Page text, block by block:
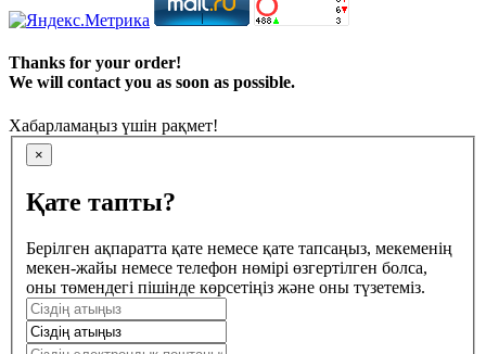
Thanks for your order!
We will contact you as soon as possible.
Хабарламаңыз үшін рақмет!
×
Қате тапты?
Берілген ақпаратта қате немесе қате тапсаңыз, мекеменің
мекен-жайы немесе телефон нөмірі өзгертілген болса,
оны төмендегі пішінде көрсетіңіз және оны түзетеміз.